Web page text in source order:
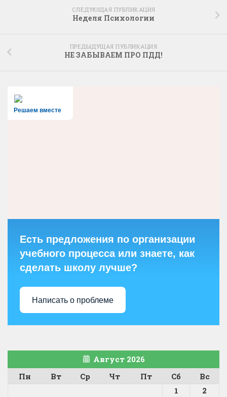
СЛЕДУЮЩАЯ ПУБЛИКАЦИЯ
Неделя Психологии
ПРЕДЫДУЩАЯ ПУБЛИКАЦИЯ
НЕ ЗАБЫВАЕМ ПРО ПДД!
Решаем вместе
Есть предложения по организации
учебного процесса или знаете, как
сделать школу лучше?
Написать о проблеме
Август 2026
Пн
Вт Ср Чт Пт Сб
Вс
1
2